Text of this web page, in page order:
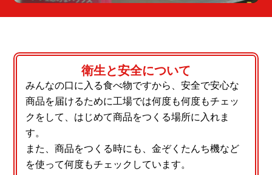
衛生と安全について
みんなの口に入る食べ物ですから、安全で安心な
商品を届けるために工場では何度も何度もチェッ
クをして、はじめて商品をつくる場所に入れま
す。
また、商品をつくる時にも、金ぞくたんち機など
を使って何度もチェックしています。